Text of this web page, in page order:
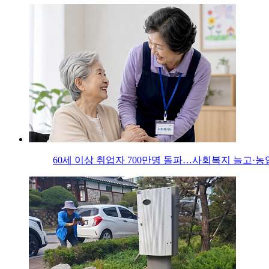
60세 이상 취업자 700만명 돌파…사회복지 늘고·농